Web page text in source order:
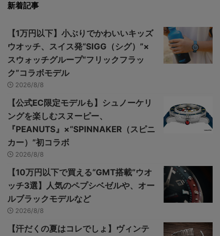
新着記事
【1万円以下】小ぶりでかわいいキッズ
ウオッチ、スイス発“SIGG（シグ）”×
スウォッチグループ“フリックフラッ
ク”コラボモデル
2026/8/8
【公式EC限定モデルも】シュノーケリ
ングを楽しむスヌーピー、
『PEANUTS』×“SPINNAKER（スピニ
カー）”初コラボ
2026/8/8
【10万円以下で買える“GMT搭載”ウオ
ッチ3選】人気のペプシベゼルや、オー
ルブラックモデルなど
2026/8/8
【汗だくの夏はコレでしょ】ヴィンテ